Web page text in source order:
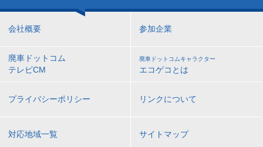
会社概要 参加企業
廃車ドットコム
テレビCM
廃車ドットコムキャラクター
エコゲコとは
プライバシーポリシー リンクについて
対応地域一覧 サイトマップ